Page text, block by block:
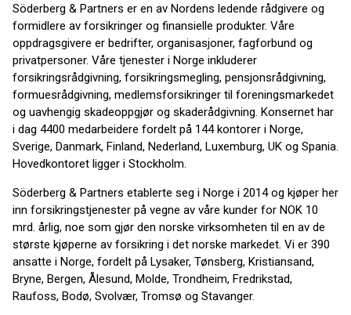
Söderberg & Partners er en av Nordens ledende rådgivere og
formidlere av forsikringer og finansielle produkter. Våre
oppdragsgivere er bedrifter, organisasjoner, fagforbund og
privatpersoner. Våre tjenester i Norge inkluderer
forsikringsrådgivning, forsikringsmegling, pensjonsrådgivning,
formuesrådgivning, medlemsforsikringer til foreningsmarkedet
og uavhengig skadeoppgjør og skaderådgivning. Konsernet har
i dag 4400 medarbeidere fordelt på 144 kontorer i Norge,
Sverige, Danmark, Finland, Nederland, Luxemburg, UK og Spania.
Hovedkontoret ligger i Stockholm.
Söderberg & Partners etablerte seg i Norge i 2014 og kjøper her
inn forsikringstjenester på vegne av våre kunder for NOK 10
mrd. årlig, noe som gjør den norske virksomheten til en av de
største kjøperne av forsikring i det norske markedet. Vi er 390
ansatte i Norge, fordelt på Lysaker, Tønsberg, Kristiansand,
Bryne, Bergen, Ålesund, Molde, Trondheim, Fredrikstad,
Raufoss, Bodø, Svolvær, Tromsø og Stavanger.